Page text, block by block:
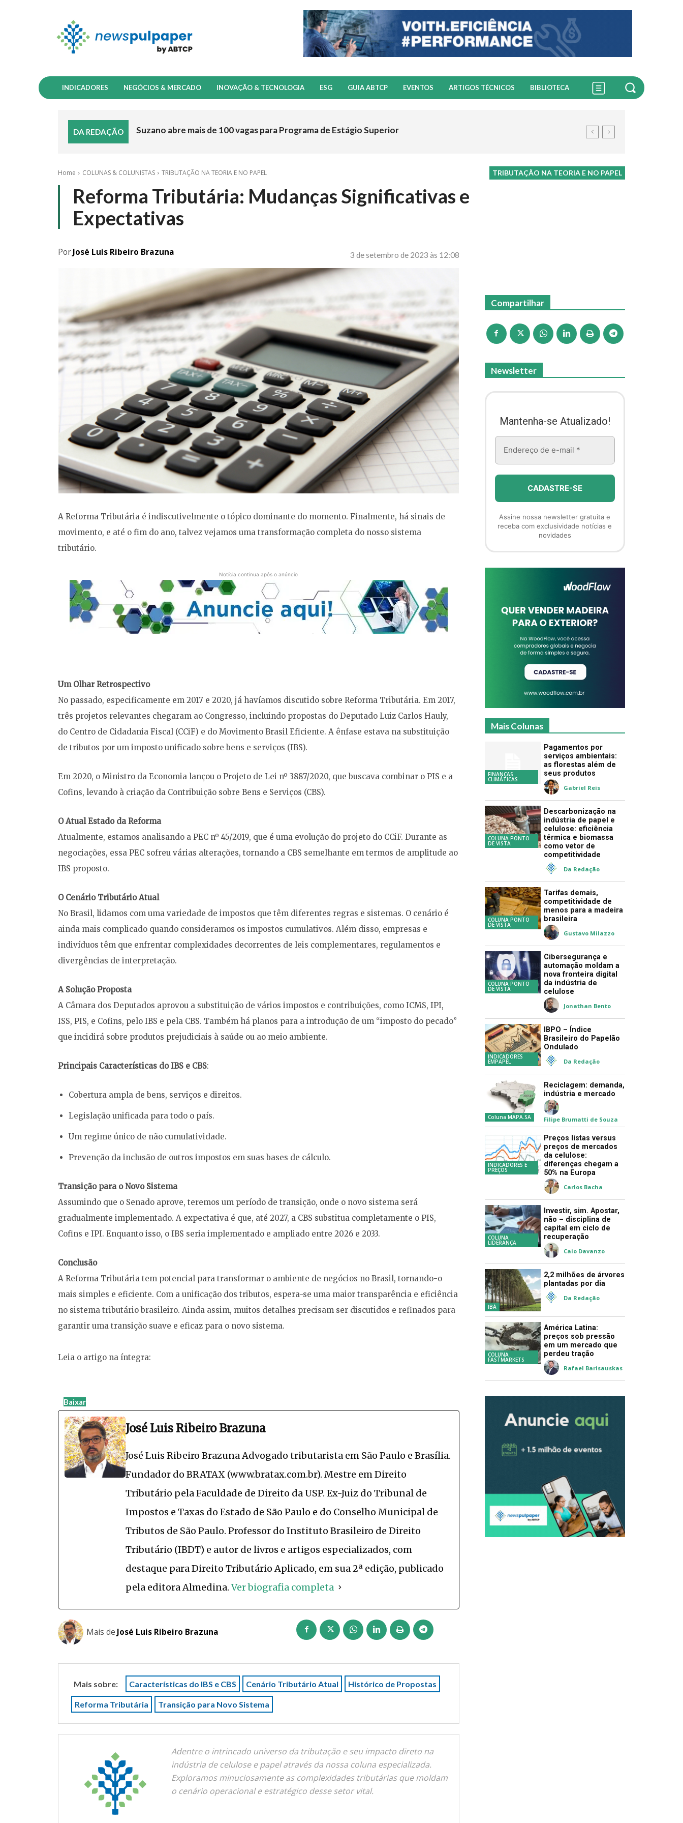
INDICADORES NEGÓCIOS & MERCADO INOVAÇÃO & TECNOLOGIA ESG GUIA ABTCP EVENTOS ARTIGOS TÉCNICOS BIBLIOTECA
DA REDAÇÃO Suzano abre mais de 100 vagas para Programa de Estágio Superior
Home COLUNAS & COLUNISTAS TRIBUTAÇÃO NA TEORIA E NO PAPEL
Reforma Tributária: Mudanças Significativas e
Expectativas
TRIBUTAÇÃO NA TEORIA E NO PAPEL
PorJosé Luis Ribeiro Brazuna 3 de setembro de 2023 às 12:08
A Reforma Tributária é indiscutivelmente o tópico dominante do momento. Finalmente, há sinais de
movimento, e até o fim do ano, talvez vejamos uma transformação completa do nosso sistema
tributário.
Notícia continua após o anúncio
Um Olhar Retrospectivo
No passado, especificamente em 2017 e 2020, já havíamos discutido sobre Reforma Tributária. Em 2017,
três projetos relevantes chegaram ao Congresso, incluindo propostas do Deputado Luiz Carlos Hauly,
do Centro de Cidadania Fiscal (CCiF) e do Movimento Brasil Eficiente. A ênfase estava na substituição
de tributos por um imposto unificado sobre bens e serviços (IBS).
Em 2020, o Ministro da Economia lançou o Projeto de Lei nº 3887/2020, que buscava combinar o PIS e a
Cofins, levando à criação da Contribuição sobre Bens e Serviços (CBS).
O Atual Estado da Reforma
Atualmente, estamos analisando a PEC nº 45/2019, que é uma evolução do projeto do CCiF. Durante as
negociações, essa PEC sofreu várias alterações, tornando a CBS semelhante em termos de amplitude ao
IBS proposto.
O Cenário Tributário Atual
No Brasil, lidamos com uma variedade de impostos que têm diferentes regras e sistemas. O cenário é
ainda mais complicado quando consideramos os impostos cumulativos. Além disso, empresas e
indivíduos têm que enfrentar complexidades decorrentes de leis complementares, regulamentos e
divergências de interpretação.
A Solução Proposta
A Câmara dos Deputados aprovou a substituição de vários impostos e contribuições, como ICMS, IPI,
ISS, PIS, e Cofins, pelo IBS e pela CBS. Também há planos para a introdução de um “imposto do pecado”
que incidirá sobre produtos prejudiciais à saúde ou ao meio ambiente.
Principais Características do IBS e CBS:
Cobertura ampla de bens, serviços e direitos.
Legislação unificada para todo o país.
Um regime único de não cumulatividade.
Prevenção da inclusão de outros impostos em suas bases de cálculo.
Transição para o Novo Sistema
Assumindo que o Senado aprove, teremos um período de transição, onde o novo sistema será
gradualmente implementado. A expectativa é que, até 2027, a CBS substitua completamente o PIS,
Cofins e IPI. Enquanto isso, o IBS seria implementado e ampliado entre 2026 e 2033.
Conclusão
A Reforma Tributária tem potencial para transformar o ambiente de negócios no Brasil, tornando-o
mais simples e eficiente. Com a unificação dos tributos, espera-se uma maior transparência e eficiência
no sistema tributário brasileiro. Ainda assim, muitos detalhes precisam ser discutidos e refinados para
garantir uma transição suave e eficaz para o novo sistema.
Leia o artigo na íntegra:
Baixar
José Luis Ribeiro Brazuna
José Luis Ribeiro Brazuna Advogado tributarista em São Paulo e Brasília.
Fundador do BRATAX (www.bratax.com.br). Mestre em Direito
Tributário pela Faculdade de Direito da USP. Ex-Juiz do Tribunal de
Impostos e Taxas do Estado de São Paulo e do Conselho Municipal de
Tributos de São Paulo. Professor do Instituto Brasileiro de Direito
Tributário (IBDT) e autor de livros e artigos especializados, com
destaque para Direito Tributário Aplicado, em sua 2ª edição, publicado
pela editora Almedina.Ver biografia completa
Mais de José Luis Ribeiro Brazuna
Mais sobre: Características do IBS e CBS Cenário Tributário Atual Histórico de Propostas
Reforma Tributária Transição para Novo Sistema
Adentre o intrincado universo da tributação e seu impacto direto na
indústria de celulose e papel através da nossa coluna especializada.
Exploramos minuciosamente as complexidades tributárias que moldam
o cenário operacional e estratégico desse setor vital.
Compartilhar
Newsletter
Mantenha-se Atualizado!
Assine nossa newsletter gratuita e
receba com exclusividade notícias e
novidades
Mais Colunas
FINANÇAS
CLIMÁTICAS
Pagamentos por
serviços ambientais:
as florestas além de
seus produtos
Gabriel Reis
COLUNA PONTO
DE VISTA
Descarbonização na
indústria de papel e
celulose: eficiência
térmica e biomassa
como vetor de
competitividade
Da Redação
COLUNA PONTO
DE VISTA
Tarifas demais,
competitividade de
menos para a madeira
brasileira
Gustavo Milazzo
COLUNA PONTO
DE VISTA
Cibersegurança e
automação moldam a
nova fronteira digital
da indústria de
celulose
Jonathan Bento
INDICADORES
EMPAPEL
IBPO – Índice
Brasileiro do Papelão
Ondulado
Da Redação
Coluna MAPA.SA
Reciclagem: demanda,
indústria e mercado
Filipe Brumatti de Souza
INDICADORES E
PREÇOS
Preços listas versus
preços de mercados
da celulose:
diferenças chegam a
50% na Europa
Carlos Bacha
COLUNA
LIDERANÇA
Investir, sim. Apostar,
não – disciplina de
capital em ciclo de
recuperação
Caio Davanzo
IBÁ
2,2 milhões de árvores
plantadas por dia
Da Redação
COLUNA
FASTMARKETS
América Latina:
preços sob pressão
em um mercado que
perdeu tração
Rafael Barisauskas